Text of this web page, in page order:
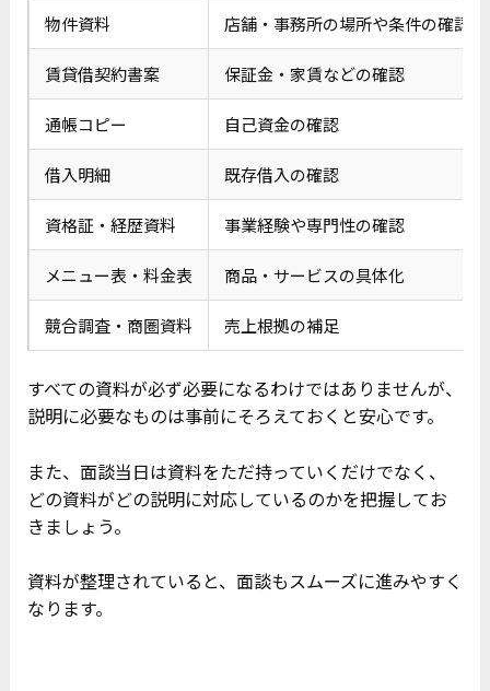
物件資料 店舗・事務所の場所や条件の確認
賃貸借契約書案 保証金・家賃などの確認
通帳コピー 自己資金の確認
借入明細 既存借入の確認
資格証・経歴資料 事業経験や専門性の確認
メニュー表・料金表 商品・サービスの具体化
競合調査・商圏資料 売上根拠の補足
すべての資料が必ず必要になるわけではありませんが、
説明に必要なものは事前にそろえておくと安心です。
また、面談当日は資料をただ持っていくだけでなく、
どの資料がどの説明に対応しているのかを把握してお
きましょう。
資料が整理されていると、面談もスムーズに進みやすく
なります。